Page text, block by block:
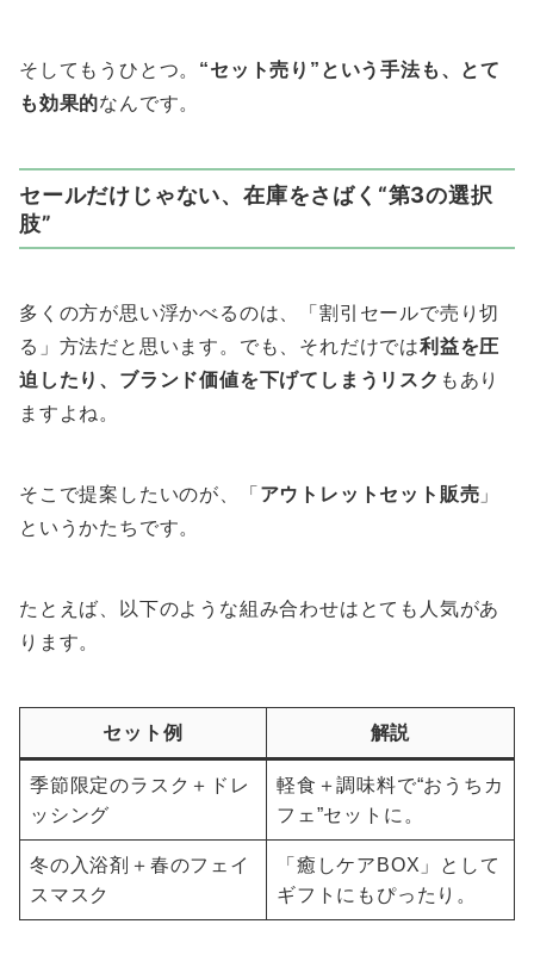
そしてもうひとつ。 “セット売り”という手法も、とて
も効果的なんです。
セールだけじゃない、在庫をさばく“第3の選択
肢”
多くの方が思い浮かべるのは、「割引セールで売り切
る」方法だと思います。でも、それだけでは利益を圧
迫したり、ブランド価値を下げてしまうリスク もあり
ますよね。
そこで提案したいのが、「 アウトレットセット販売 」
というかたちです。
たとえば、以下のような組み合わせはとても人気があ
ります。
セット例 解説
季節限定のラスク＋ドレ
ッシング
軽食＋調味料で“おうちカ
フェ”セットに。
冬の入浴剤＋春のフェイ
スマスク
「癒しケアBOX」として
ギフトにもぴったり。